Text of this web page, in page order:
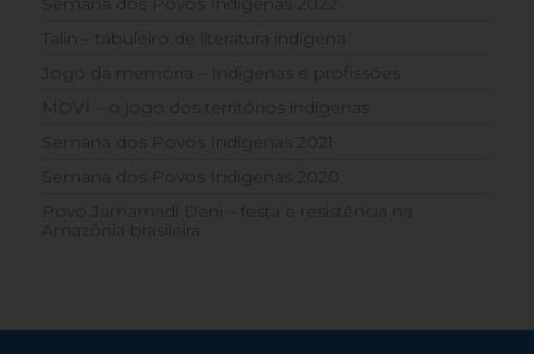
Talin – tabuleiro de literatura indígena
Jogo da memória – Indígenas e profissões
MOVÍ – o jogo dos territórios indígenas
Semana dos Povos Indígenas 2021
Semana dos Povos Indígenas 2020
Povo Jamamadi Deni – festa e resistência na
Amazônia brasileira